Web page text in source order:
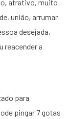
atrativo, muito
união, arrumar
desejada,
reacender a
para
pingar 7 gotas